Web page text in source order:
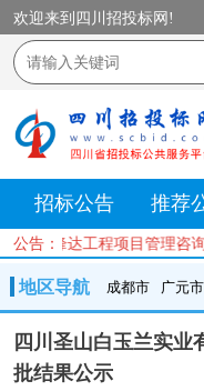
欢迎来到四川招投标网!
招标公告 推荐
公告：峰达工程项目管
地区导航 成都市 广元市
成都市 广元市 绵阳市
内江市
乐山市
四川圣山白玉兰实业
批结果公示